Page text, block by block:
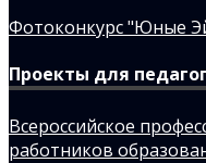
Фотоконкурс "Юные
Проекты для
Всероссийское
работников